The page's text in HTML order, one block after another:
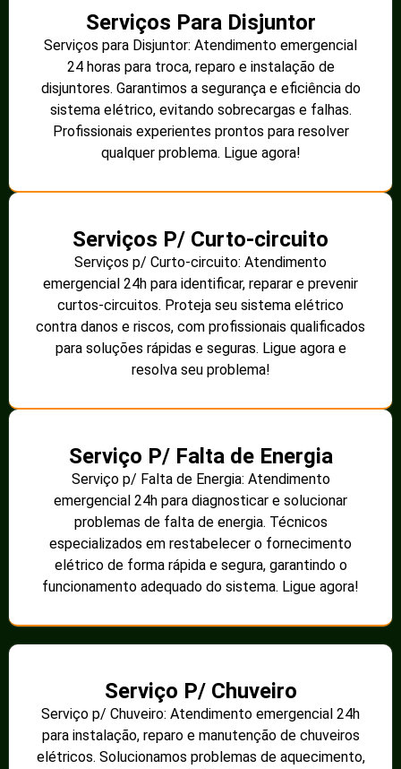
Serviços Para Disjuntor
Serviços para Disjuntor: Atendimento emergencial
24 horas para troca, reparo e instalação de
disjuntores. Garantimos a segurança e eficiência do
sistema elétrico, evitando sobrecargas e falhas.
Profissionais experientes prontos para resolver
qualquer problema. Ligue agora!
Serviços P/ Curto-circuito
Serviços p/ Curto-circuito: Atendimento
emergencial 24h para identificar, reparar e prevenir
curtos-circuitos. Proteja seu sistema elétrico
contra danos e riscos, com profissionais qualificados
para soluções rápidas e seguras. Ligue agora e
resolva seu problema!
Serviço P/ Falta de Energia
Serviço p/ Falta de Energia: Atendimento
emergencial 24h para diagnosticar e solucionar
problemas de falta de energia. Técnicos
especializados em restabelecer o fornecimento
elétrico de forma rápida e segura, garantindo o
funcionamento adequado do sistema. Ligue agora!
Serviço P/ Chuveiro
Serviço p/ Chuveiro: Atendimento emergencial 24h
para instalação, reparo e manutenção de chuveiros
elétricos. Solucionamos problemas de aquecimento,